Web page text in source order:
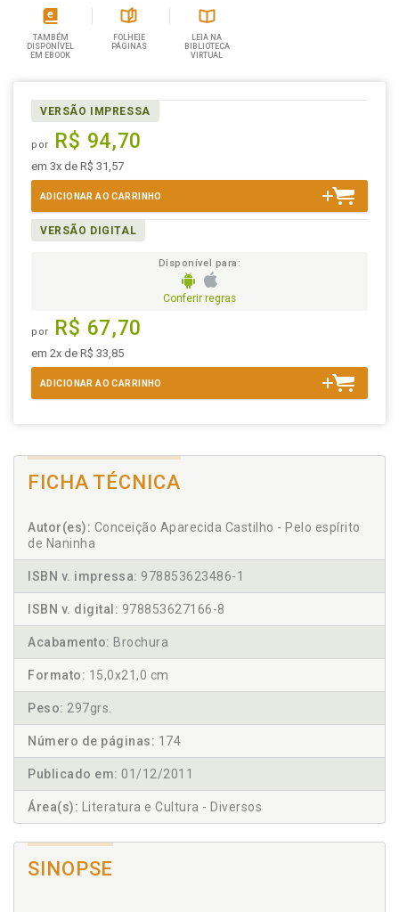
TAMBÉM
DISPONÍVEL
EM EBOOK
FOLHEIE
PÁGINAS
LEIA NA
BIBLIOTECA
VIRTUAL
VERSÃO IMPRESSA
por R$ 94,70
em 3x de R$ 31,57
ADICIONAR AO CARRINHO
VERSÃO DIGITAL
Disponível para:
Conferir regras
por R$ 67,70
em 2x de R$ 33,85
ADICIONAR AO CARRINHO
FICHA TÉCNICA
Autor(es): Conceição Aparecida Castilho - Pelo espírito
de Naninha
ISBN v. impressa: 978853623486-1
ISBN v. digital: 978853627166-8
Acabamento: Brochura
Formato: 15,0x21,0 cm
Peso: 297grs.
Número de páginas: 174
Publicado em: 01/12/2011
Área(s): Literatura e Cultura - Diversos
SINOPSE